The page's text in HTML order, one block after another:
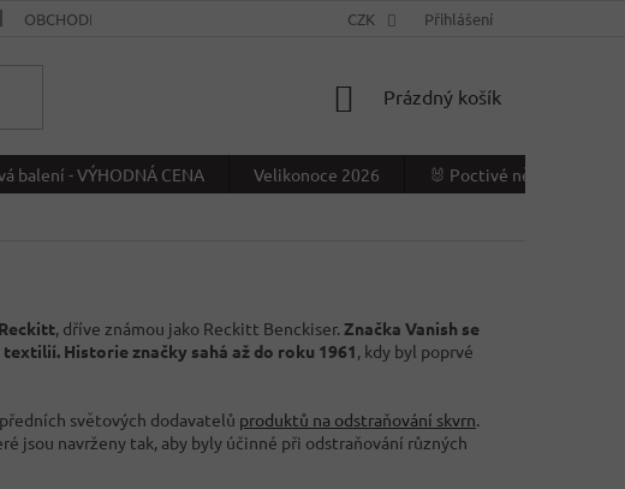
OBCHODNÍ PODMÍNKY VÝDEJNÍ MÍSTO
CZK Přihlášení
NÁKUPNÍ
Prázdný košík
balení - VÝHODNÁ CENA Velikonoce 2026
🐰 Poctivé německé
Reckitt, dříve známou jako Reckitt Benckiser.Značka Vanish se
textilií. Historie značky sahá až do roku 1961, kdy byl poprvé
světových dodavatelů produktů na odstraňování skvrn.
jsou navrženy tak, aby byly účinné při odstraňování různých